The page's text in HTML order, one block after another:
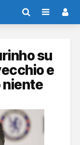
su
e
niente